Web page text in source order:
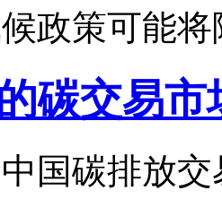
政策可能将
碳交易
国碳排放交